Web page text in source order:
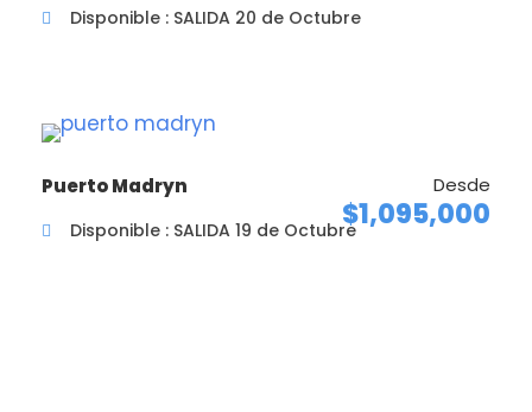
Disponible : SALIDA 20 de Octubre
Puerto Madryn Desde
$1,095,000
Disponible : SALIDA 19 de Octubre